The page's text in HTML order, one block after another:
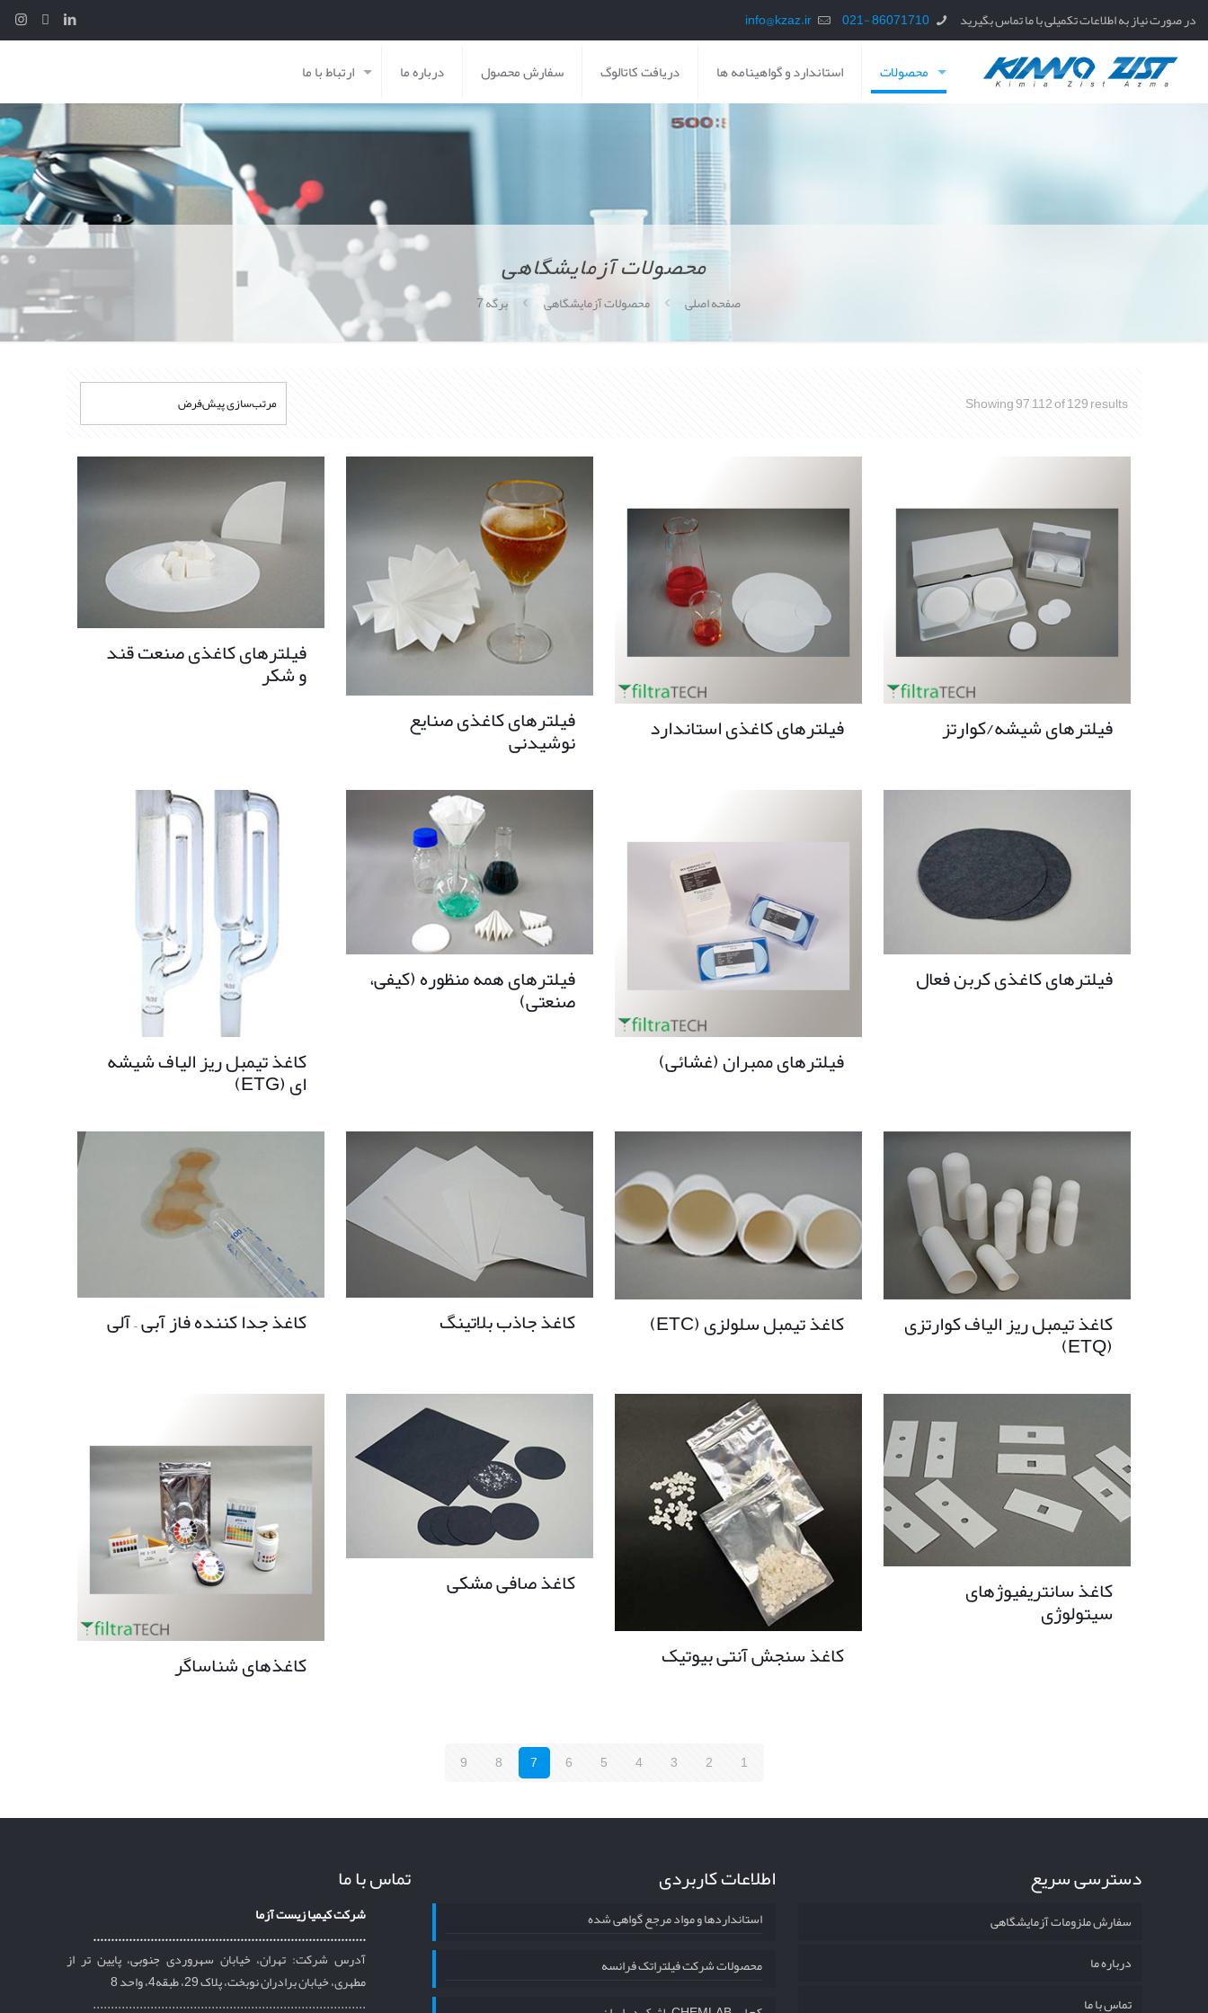
در صورت نیاز به اطلاعات تکمیلی با ما تماس بگیرید 86071710 -021
محصولات استاندارد و گواهینامه ها دریافت کاتالوگ سفارش محصول درباره ما ارتباط با ما
محصولات آزمایشگاهی
صفحه اصلی محصولات آزمایشگاهی برگه 7
Showing 97–112 of 129 results
فیلترهای شیشه/کوارتز فیلترهای کاغذی استاندارد فیلترهای کاغذی صنایع
نوشیدنی
فیلترهای کاغذی صنعت قند
و شکر
فیلترهای کاغذی کربن فعال
فیلترهای ممبران (غشائی)
فیلترهای همه منظوره (کیفی،
صنعتی)
کاغذ تیمبل ریز الیاف شیشه
ای (ETG)
کاغذ تیمبل ریز الیاف کوارتزی
(ETQ)
کاغذ تیمبل سلولزی (ETC) کاغذ جاذب بلاتینگ کاغذ جدا کننده فاز آبی – آلی
کاغذ سانتریفیوژهای
سیتولوژی
کاغذ سنجش آنتی بیوتیک
کاغذ صافی مشکی
کاغذهای شناساگر
1
2
3
4
5
6
7
8
9
دسترسی سریع
سفارش ملزومات آزمایشگاهی
درباره ما
تماس با ما
اطلاعات کاربردی
استانداردها و مواد مرجع گواهی شده
محصولات شرکت فیلتراتک فرانسه
تماس با ما
شرکت کیمیا زیست آزما
............................................................................
آدرس شرکت: تهران، خیابان سهروردی جنوبی، پایین تر از
مطهری، خیابان برادران نوبخت، پلاک 29، طبقه4، واحد 8
............................................................................